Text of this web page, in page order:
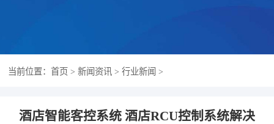
当前位置：首页 >新闻资讯 >行业新闻 >
酒店智能客控系统 酒店RCU控制系统解决